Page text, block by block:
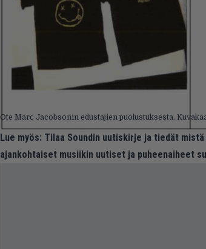
Ote Marc Jacobsonin edustajien puolustuksesta.
Lue myös: Tilaa Soundin uutiskirje ja tiedät mistä
ajankohtaiset musiikin uutiset ja puheenaiheet